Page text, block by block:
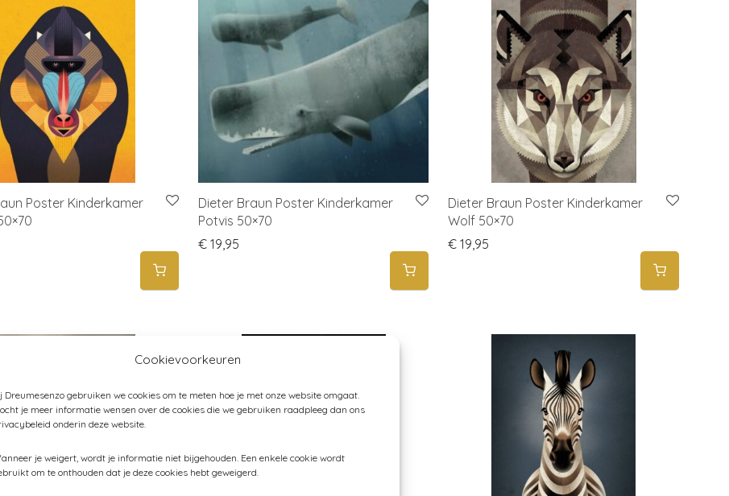
Cookievoorkeuren
Dreumesenzo gebruiken we cookies om te meten hoe je met onze website omgaat.
je meer informatie wensen over de cookies die we gebruiken raadpleeg dan ons
onderin deze website.
je weigert, wordt je informatie niet bijgehouden. Een enkele cookie wordt
om te onthouden dat je deze cookies hebt geweigerd.
Poster Kinderkamer
Dieter Braun Poster Kinderkamer
Potvis 50×70
€19,95
Dieter Braun Poster Kinderkamer
Wolf 50×70
€ 19,95